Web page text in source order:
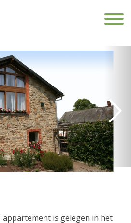
appartement is gelegen in het